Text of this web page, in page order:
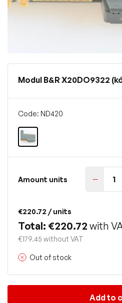
Modul B&R X20DO9322
Code: ND420
Amount units
€220.72 / units
Total: €220.72 with
€179.45 without VAT
Out of stock
Add to